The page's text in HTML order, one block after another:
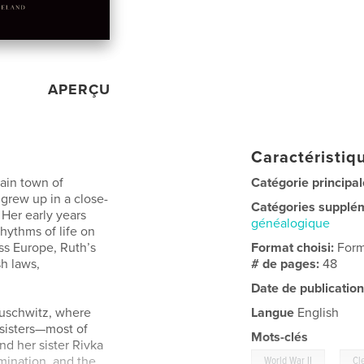
APERÇU
town of
up in a close-
early years
of life on
Europe, Ruth’s
laws,
where
of
her sister Rivka
Catégorie
Catégories
généalogique
Format choisi:
# de pages:48
Date de
Langue English
Mots-clés
World War II